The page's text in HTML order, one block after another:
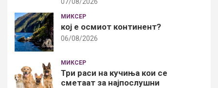
МИКСЕР
кој е осмиот континент?
06/08/2026
МИКСЕР
Три раси на кучиња кои се
сметаат за најпослушни